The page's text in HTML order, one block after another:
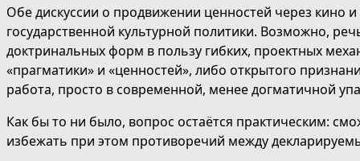
Обе дискуссии о продвижении ценностей через кино
государственной культурной политики. Возможно,
доктринальных форм в пользу гибких, проектных
«прагматики» и «ценностей», либо открытого
работа, просто в современной, менее догматичной
Как бы то ни было, вопрос остаётся практическим:
избежать при этом противоречий между